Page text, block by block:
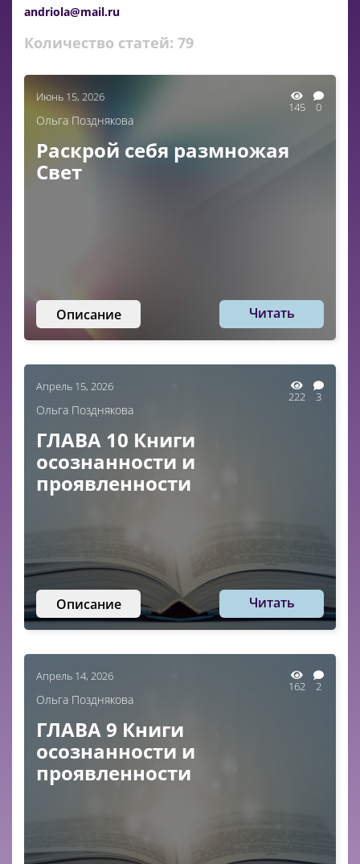
andriola@mail.ru
Количество статей: 79
Июнь 15, 2026
145 0
Ольга Позднякова
Раскрой себя размножая
Свет
Описание Читать
Апрель 15, 2026
222 3
Ольга Позднякова
ГЛАВА 10 Книги
осознанности и
проявленности
Описание Читать
Апрель 14, 2026
162 2
Ольга Позднякова
ГЛАВА 9 Книги
осознанности и
проявленности